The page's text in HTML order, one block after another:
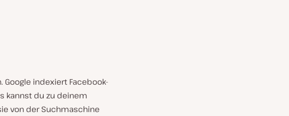
Google indexiert Facebook-
kannst du zu deinem
von der Suchmaschine